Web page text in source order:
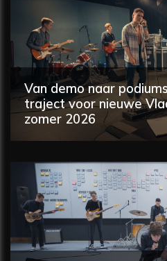
Van demo naar
traject voor nieuwe
zomer 2026